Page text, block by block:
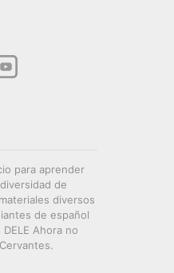
para aprender
de
diversos
de español
Ahora no